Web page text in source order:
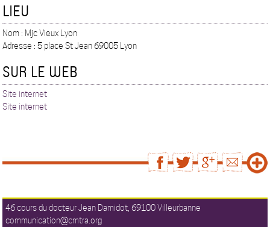
LIEU
Nom : Mjc Vieux Lyon
Adresse : 5 place St Jean 69005 Lyon
SUR LE WEB
Site internet
Site internet
46 cours du docteur Jean Damidot, 69100 Villeurbanne
communication@cmtra.org